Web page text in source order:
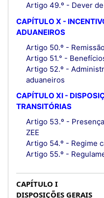
Artigo 49.º - Dever
CAPÍTULO X -
ADUANEIROS
Artigo 50.º -
Artigo 51.° -
Artigo 52.º -
aduaneiros
CAPÍTULO XI -
TRANSITÓRIAS
Artigo 53.º -
ZEE
Artigo 54.º - Regime
Artigo 55.º -
CAPÍTULO I
DISPOSIÇÕES GERAIS